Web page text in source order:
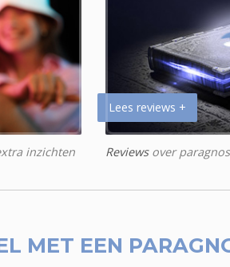
inzichten
Lees reviews +
Reviewsover
MET EEN